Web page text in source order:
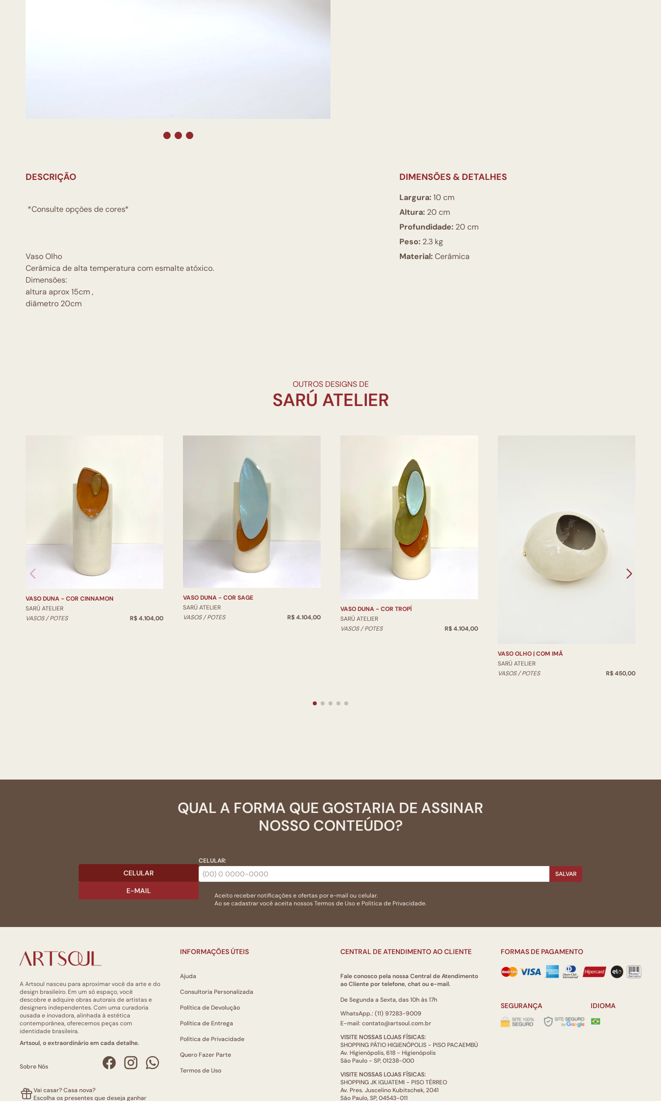
DESCRIÇÃO
*Consulte opções de cores*
Vaso Olho
Cerâmica de alta temperatura com esmalte atóxico.
Dimensões:
altura aprox 15cm ,
diâmetro 20cm
DIMENSÕES & DETALHES
Largura:10 cm
Altura: 20 cm
Profundidade: 20 cm
Peso: 2.3 kg
Material:Cerâmica
OUTROS DESIGNS DE
VASO DUNA - COR CINNAMON
SARÚ ATELIER
VASOS / POTES
R$ 4.104,00
VASO DUNA - COR SAGE
SARÚ ATELIER
VASOS / POTES
R$ 4.104,00
VASO DUNA - COR TROPÍ
SARÚ ATELIER
VASOS / POTES
R$ 4.104,00
VASO OLHO | COM IMÃ
SARÚ ATELIER
VASOS / POTES
R$ 450,00
QUAL A FORMA QUE GOSTARIA DE ASSINAR
NOSSO CONTEÚDO?
CELULAR
E-MAIL
CELULAR:
SALVAR
Aceito receber notificações e ofertas por e-mail ou celular.
Ao se cadastrar você aceita nossosTermos de Usoe Politica de Privacidade.
A Artsoul nasceu para aproximar você da arte e do
design brasileiro. Em um só espaço, você
descobre e adquire obras autorais de artistas e
designers independentes. Com uma curadoria
ousada e inovadora, alinhada à estética
contemporânea, oferecemos peças com
identidade brasileira.
Artsoul, o extraordinário em cada detalhe.
Sobre Nós
Vai casar? Casa nova?
Escolha os presentes que deseja ganhar
INFORMAÇÕES ÚTEIS
Ajuda
Consultoria Personalizada
Política de Devolução
Política de Entrega
Política de Privacidade
Quero Fazer Parte
Termos de Uso
CENTRAL DE ATENDIMENTO AO CLIENTE
Fale conosco pela nossa Central de Atendimento
ao Cliente por telefone, chat ou e-mail.
De Segunda a Sexta, das 10h às 17h
WhatsApp.: (11) 97283-9009
E-mail: contato@artsoul.com.br
VISITE NOSSAS LOJAS FÍSICAS:
SHOPPING PÁTIO HIGIENÓPOLIS - PISO PACAEMBÚ
Av. Higienópolis, 618 - Higienópolis
São Paulo - SP, 01238-000
VISITE NOSSAS LOJAS FÍSICAS:
SHOPPING JK IGUATEMI - PISO TÉRREO
Av. Pres. Juscelino Kubitschek, 2041
São Paulo, SP, 04543-011
FORMAS DE PAGAMENTO
SEGURANÇA IDIOMA